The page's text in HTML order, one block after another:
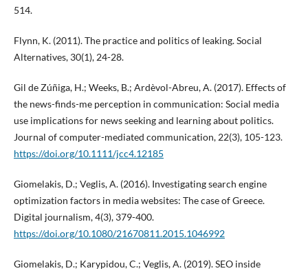
514.
Flynn, K. (2011). The practice and politics of leaking. Social
Alternatives, 30(1), 24-28.
Gil de Zúñiga, H.; Weeks, B.; Ardèvol-Abreu, A. (2017). Effects of
the news-finds-me perception in communication: Social media
use implications for news seeking and learning about politics.
Journal of computer-mediated communication, 22(3), 105-123.
https://doi.org/10.1111/jcc4.12185
Giomelakis, D.; Veglis, A. (2016). Investigating search engine
optimization factors in media websites: The case of Greece.
Digital journalism, 4(3), 379-400.
https://doi.org/10.1080/21670811.2015.1046992
Giomelakis, D.; Karypidou, C.; Veglis, A. (2019). SEO inside